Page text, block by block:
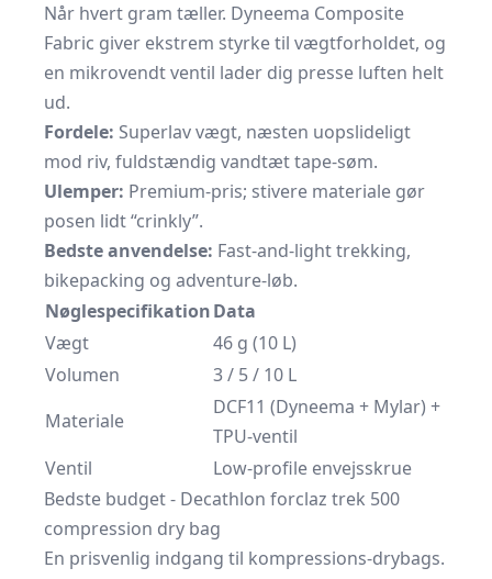
Når hvert gram tæller. Dyneema Composite
Fabric giver ekstrem styrke til vægtforholdet, og
en mikrovendt ventil lader dig presse luften helt
ud.
Fordele: Superlav vægt, næsten uopslideligt
mod riv, fuldstændig vandtæt tape-søm.
Ulemper: Premium-pris; stivere materiale gør
posen lidt “crinkly”.
Bedste anvendelse: Fast-and-light trekking,
bikepacking og adventure-løb.
NøglespecifikationData
Vægt
46 g (10 L)
Volumen
3 / 5 / 10 L
Materiale
DCF11 (Dyneema + Mylar) +
TPU-ventil
Ventil
Low-profile envejsskrue
Bedste budget - Decathlon forclaz trek 500
compression dry bag
En prisvenlig indgang til kompressions-drybags.